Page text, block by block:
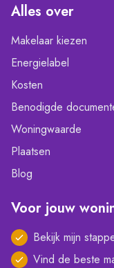
Alles over
Makelaar kiezen
Energielabel
Kosten
Benodigde
Woningwaarde
Plaatsen
Blog
Voor jouw
Bekijk mijn
Vind de beste